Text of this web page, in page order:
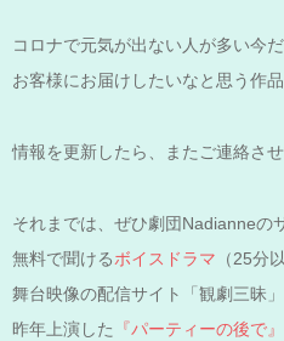
コロナで元気が出ない人が多い今だ
お客様にお届けしたいなと思う作品
情報を更新したら、またご連絡さ
それまでは、ぜひ劇団Nadianneの
無料で聞けるボイスドラマ （25分
舞台映像の配信サイト「観劇三昧
昨年上演した
『パーティーの後で』